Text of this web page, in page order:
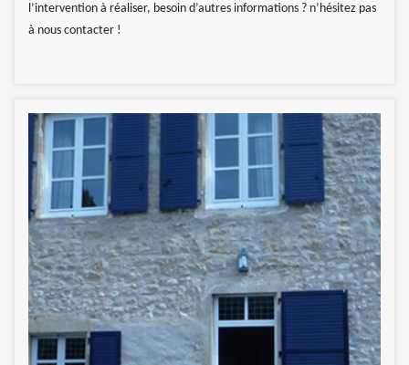
l’intervention à réaliser, besoin d’autres informations ? n’hésitez pas
à nous contacter !